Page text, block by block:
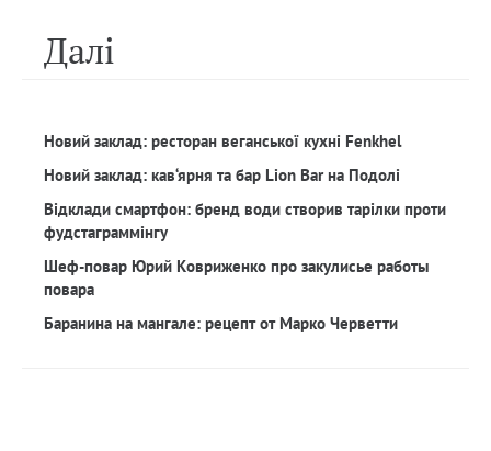
Далi
Новий заклад: ресторан веганської кухні Fenkhel
Новий заклад: кав‘ярня та бар Lion Bar на Подолі
Відклади смартфон: бренд води створив тарілки проти
фудстаграммінгу
Шеф-повар Юрий Ковриженко про закулисье работы
повара
Баранина на мангале: рецепт от Марко Черветти